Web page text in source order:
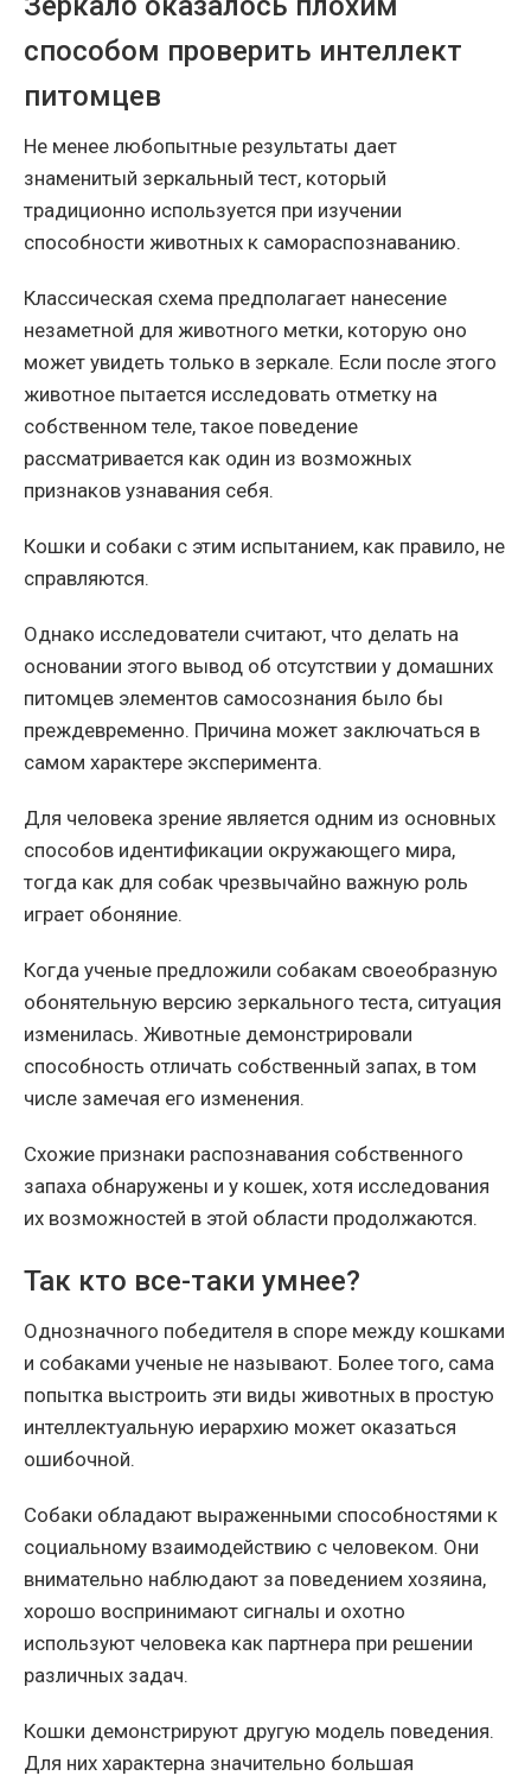
способом проверить интеллект
питомцев
Не менее любопытные результаты дает
знаменитый зеркальный тест, который
традиционно используется при изучении
способности животных к самораспознаванию.
Классическая схема предполагает нанесение
незаметной для животного метки, которую оно
может увидеть только в зеркале. Если после этого
животное пытается исследовать отметку на
собственном теле, такое поведение
рассматривается как один из возможных
признаков узнавания себя.
Кошки и собаки с этим испытанием, как правило, не
справляются.
Однако исследователи считают, что делать на
основании этого вывод об отсутствии у домашних
питомцев элементов самосознания было бы
преждевременно. Причина может заключаться в
самом характере эксперимента.
Для человека зрение является одним из основных
способов идентификации окружающего мира,
тогда как для собак чрезвычайно важную роль
играет обоняние.
Когда ученые предложили собакам своеобразную
обонятельную версию зеркального теста, ситуация
изменилась. Животные демонстрировали
способность отличать собственный запах, в том
числе замечая его изменения.
Схожие признаки распознавания собственного
запаха обнаружены и у кошек, хотя исследования
их возможностей в этой области продолжаются.
Так кто все-таки умнее?
Однозначного победителя в споре между кошками
и собаками ученые не называют. Более того, сама
попытка выстроить эти виды животных в простую
интеллектуальную иерархию может оказаться
ошибочной.
Собаки обладают выраженными способностями к
социальному взаимодействию с человеком. Они
внимательно наблюдают за поведением хозяина,
хорошо воспринимают сигналы и охотно
используют человека как партнера при решении
различных задач.
Кошки демонстрируют другую модель поведения.
Для них характерна значительно большая